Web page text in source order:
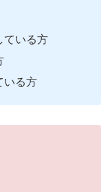
ている方
いる方